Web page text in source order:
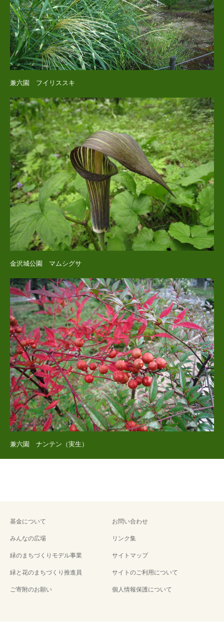
兼六園 フイリススキ
金沢城公園 マムシグサ
兼六園 ナンテン（実生）
基金について
みんなの広場
緑のまちづくりモデル事業
緑と花のまちづくり推進員
ご寄附のお願い
お問い合わせ
リンク集
サイトマップ
サイトのご利用について
個人情報保護について